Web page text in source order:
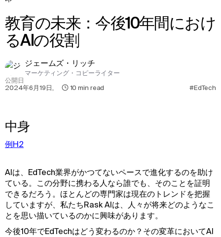
教育の未来：今後10年間におけ
るAIの役割
ジェームズ・リッチ
マーケティング・コピーライター
公開日
2024年6月19日 , 10 min read #EdTech
中身
例H2
AIは、EdTech業界がかつてないペースで進化するのを助け
ている。この分野に携わる人なら誰でも、そのことを証明
できるだろう。ほとんどの専門家は現在のトレンドを把握
していますが、私たちRask AIは、人々が将来どのようなこ
とを思い描いているのかに興味があります。
今後10年でEdTechはどう変わるのか？その変革においてAI